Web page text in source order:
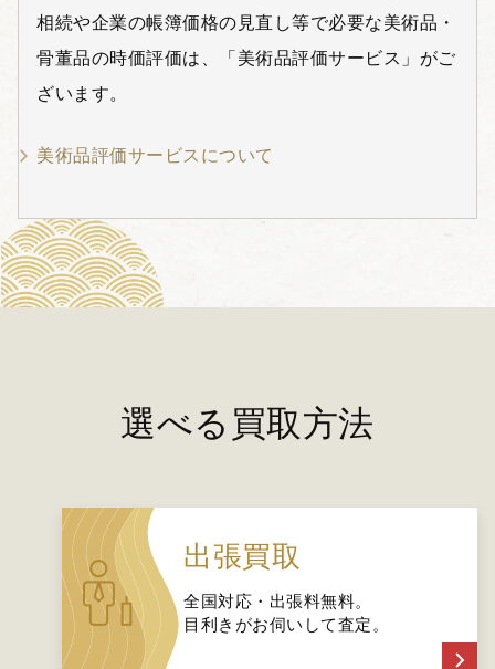
相続や企業の帳簿価格の見直し等で必要な美術品・
骨董品の時価評価は、「美術品評価サービス」がご
ざいます。
美術品評価サービスについて
選べる買取方法
出張買取
全国対応・出張料無料。
目利きがお伺いして査定。